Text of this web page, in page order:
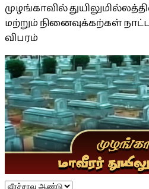
முழங்காவில்
மற்றும் நினைவுக்கற்கள்
விபரம்